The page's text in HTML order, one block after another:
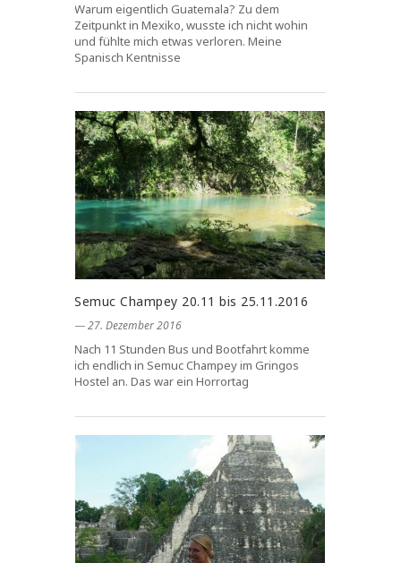
Warum eigentlich Guatemala? Zu dem
Zeitpunkt in Mexiko, wusste ich nicht wohin
und fühlte mich etwas verloren. Meine
Spanisch Kentnisse
Semuc Champey 20.11 bis 25.11.2016
― 27. Dezember 2016
Nach 11 Stunden Bus und Bootfahrt komme
ich endlich in Semuc Champey im Gringos
Hostel an. Das war ein Horrortag